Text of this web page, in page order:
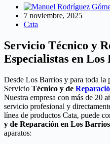
7 noviembre, 2025
Cata
Servicio Técnico y
Especialistas en
Desde Los Barrios y para toda la
Servicio Técnico y de
Nuestra empresa con más de 20
servicio profesional y
línea de productos Cata, puede
y de Reparación en Los
aparatos: